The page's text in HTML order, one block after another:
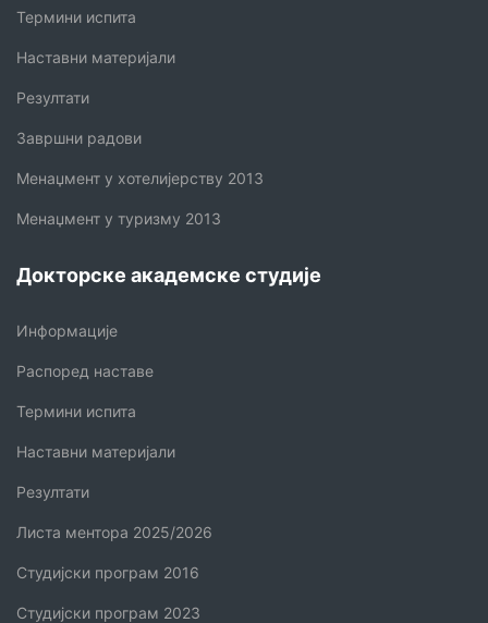
Термини испита
Наставни материјали
Резултати
Завршни радови
Менаџмент у хотелијерству 2013
Менаџмент у туризму 2013
Докторске академске студије
Информације
Распоред наставе
Термини испита
Наставни материјали
Резултати
Листа ментора 2025/2026
Студијски програм 2016
Студијски програм 2023